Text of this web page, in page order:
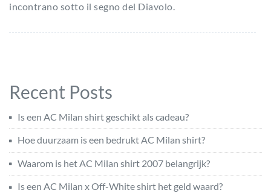
incontrano sotto il segno del Diavolo.
Recent Posts
Is een AC Milan shirt geschikt als cadeau?
Hoe duurzaam is een bedrukt AC Milan shirt?
Waarom is het AC Milan shirt 2007 belangrijk?
Is een AC Milan x Off-White shirt het geld waard?